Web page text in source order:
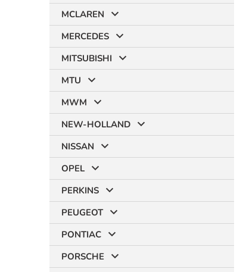
MCLAREN
MERCEDES
MITSUBISHI
MTU
MWM
NEW-HOLLAND
NISSAN
OPEL
PERKINS
PEUGEOT
PONTIAC
PORSCHE